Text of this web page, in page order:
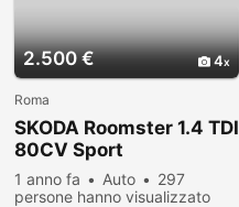
2.500 € 4
Roma
SKODA Roomster 1.4 TDI
80CV Sport
CARROZZERIA DA
1 anno fa Auto
297
persone hanno visualizzato